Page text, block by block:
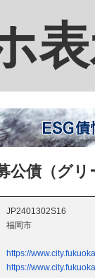
公債（グ
JP2401302S16
福岡市
https://
https://